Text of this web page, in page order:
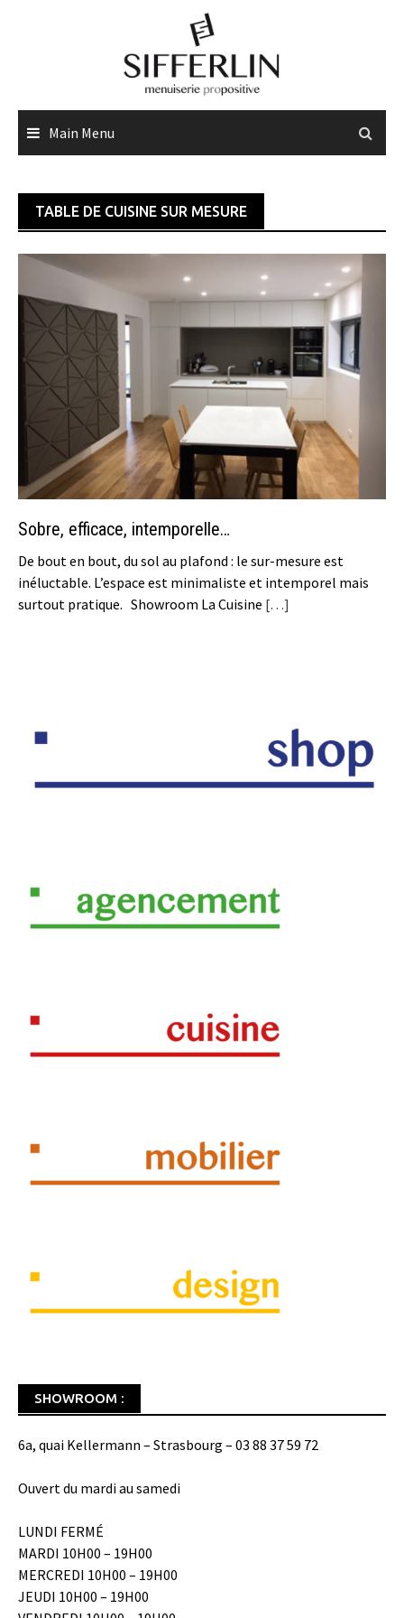
Main Menu
TABLE DE CUISINE SUR MESURE
Sobre, efficace, intemporelle…
De bout en bout, du sol au plafond : le sur-mesure est
inéluctable. L’espace est minimaliste et intemporel mais
surtout pratique. Showroom La Cuisine […]
SHOWROOM :
6a, quai Kellermann – Strasbourg – 03 88 37 59 72
Ouvert du mardi au samedi
LUNDI FERMÉ
MARDI 10H00 – 19H00
MERCREDI 10H00 – 19H00
JEUDI 10H00 – 19H00